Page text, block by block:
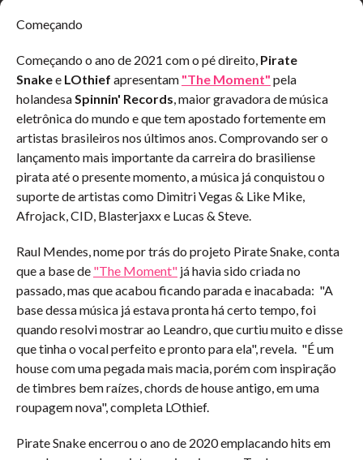
Começando
Começando o ano de 2021 com o pé direito, Pirate
Snakee LOthief apresentam "The Moment" pela
holandesaSpinnin' Records, maior gravadora de música
eletrônica do mundo e que tem apostado fortemente em
artistas brasileiros nos últimos anos. Comprovando ser o
lançamento mais importante da carreira do brasiliense
pirata até o presente momento, a música já conquistou o
suporte de artistas como Dimitri Vegas & Like Mike,
Afrojack, CID, Blasterjaxx e Lucas & Steve.
Raul Mendes, nome por trás do projeto Pirate Snake, conta
que a base de "The Moment" já havia sido criada no
passado, mas que acabou ficando parada e inacabada: "A
base dessa música já estava pronta há certo tempo, foi
quando resolvi mostrar ao Leandro, que curtiu muito e disse
que tinha o vocal perfeito e pronto para ela", revela. "É um
house com uma pegada mais macia, porém com inspiração
de timbres bem raízes, chords de house antigo, em uma
roupagem nova", completa LOthief.
Pirate Snake encerrou o ano de 2020 emplacando hits em